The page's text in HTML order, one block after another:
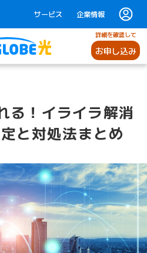
サービス 企業情報
詳細を確認して
お申し込み
る！イライラ解消
と対処法まとめ